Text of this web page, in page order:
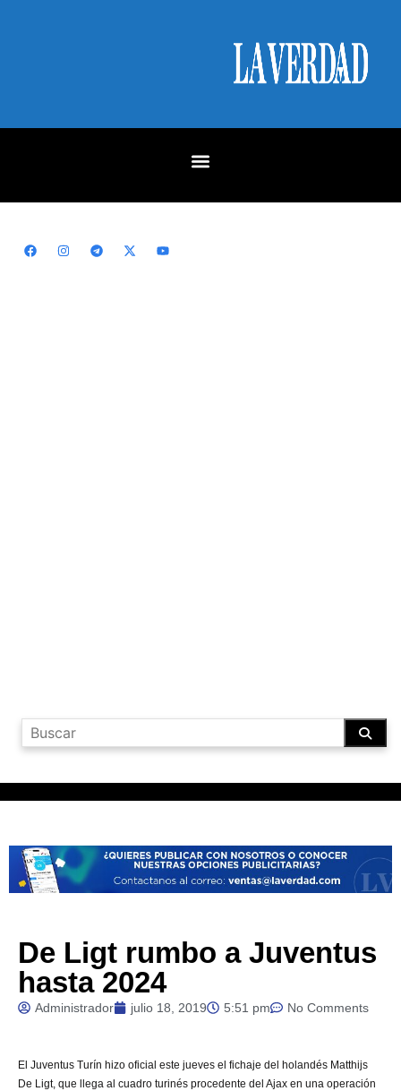
De Ligt rumbo a Juventus
hasta 2024
Administrador julio 18, 2019 5:51 pm No Comments
El Juventus Turín hizo oficial este jueves el fichaje del holandés Matthijs
De Ligt, que llega al cuadro turinés procedente del Ajax en una operación